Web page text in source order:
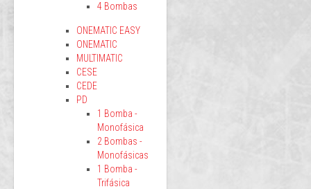
4 Bombas
ONEMATIC EASY
ONEMATIC
MULTIMATIC
CESE
CEDE
PD
1 Bomba -
Monofásica
2 Bombas -
Monofásicas
1 Bomba -
Trifásica